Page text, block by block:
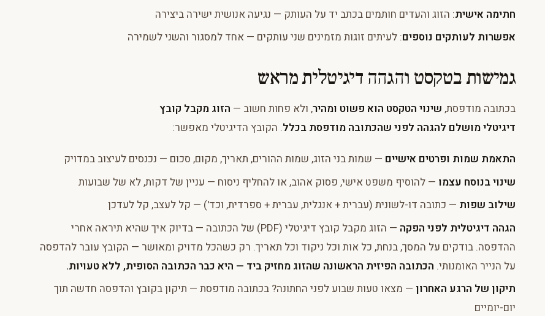
חתימה אישית: הזוג והעדים חותמים בכתב יד על העותק — נגיעה אנושית ישירה ביצירה
אפשרות לעותקים נוספים: לעיתים זוגות מזמינים שני עותקים — אחד למסגור והשני לשמירה
גמישות בטקסט והגהה דיגיטלית מראש
בכתובה מודפסת, שינוי הטקסט הוא פשוט ומהיר, ולא פחות חשוב — הזוג מקבל קובץ
דיגיטלי מושלם להגהה לפני שהכתובה מודפסת בכלל. הקובץ הדיגיטלי מאפשר:
התאמת שמות ופרטים אישיים — שמות בני הזוג, שמות ההורים, תאריך, מקום, סכום — נכנסים לעיצוב במדויק
שינוי בנוסח עצמו — להוסיף משפט אישי, פסוק אהוב, או להחליף ניסוח — עניין של דקות, לא של שבועות
שילוב שפות — כתובה דו-לשונית (עברית + אנגלית, עברית + ספרדית, וכד') — קל לעצב, קל לעדכן
הגהה דיגיטלית לפני הפקה
— הזוג מקבל קובץ דיגיטלי (PDF) של הכתובה — בדיוק איך שהיא תיראה אחרי
ההדפסה. בודקים על המסך, בנחת, כל אות וכל ניקוד וכל תאריך. רק כשהכל מדויק ומאושר — הקובץ עובר להדפסה
על הנייר האומנותי. הכתובה הפיזית הראשונה שהזוג מחזיק ביד — היא כבר הכתובה הסופית, ללא טעויות.
תיקון של הרגע האחרון — מצאו טעות שבוע לפני החתונה? בכתובה מודפסת — תיקון בקובץ והדפסה חדשה תוך
יום-יומיים